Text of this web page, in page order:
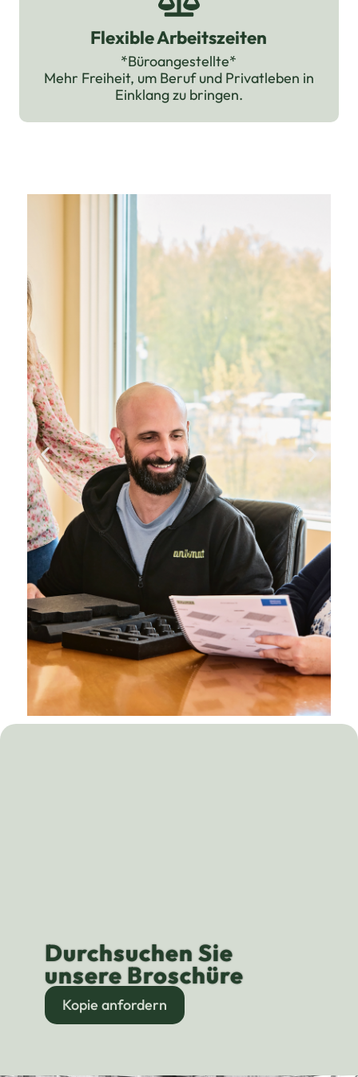
Flexible Arbeitszeiten
*Büroangestellte*
Mehr Freiheit, um Beruf und Privatleben in
Einklang zu bringen.
Durchsuchen Sie
unsere Broschüre
Kopie anfordern